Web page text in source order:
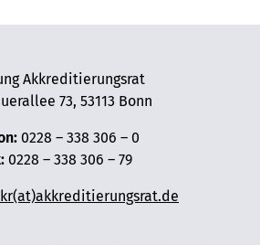
Akkreditierungsrat
73, 53113 Bonn
0228 – 338 306 – 0
0228 – 338 306 – 79